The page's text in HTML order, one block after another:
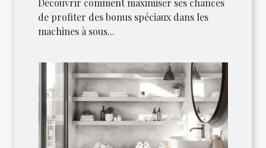
Découvrir comment maximiser ses chances
de profiter des bonus spéciaux dans les
machines à sous...